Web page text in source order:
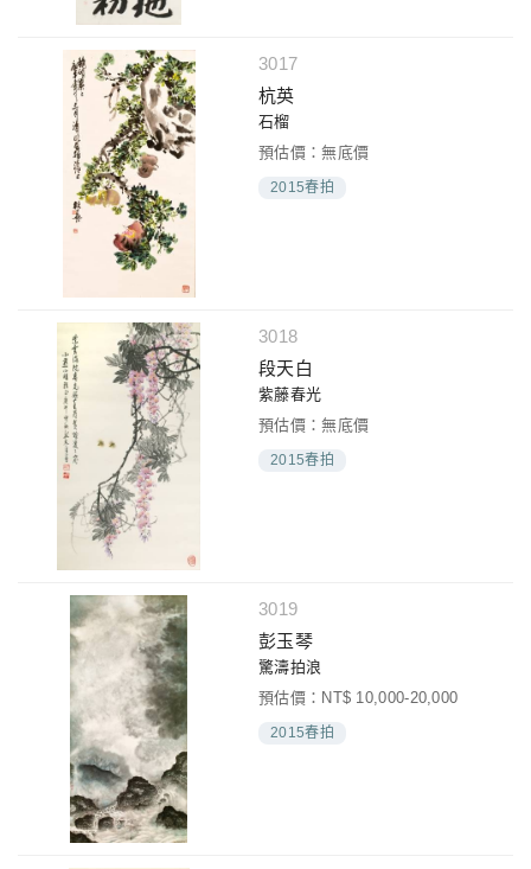
3017
杭英
石榴
預估價：無底價
2015春拍
3018
段天白
紫藤春光
預估價：無底價
2015春拍
3019
彭玉琴
驚濤拍浪
預估價：NT$ 10,000-20,000
2015春拍